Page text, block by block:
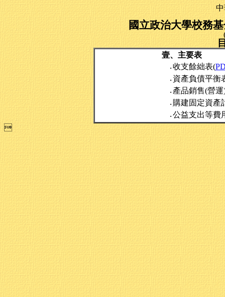
國立政治大學校務
壹、主要表
‧收支餘絀表(
‧ 資產負債平衡
‧ 產品銷售(營
‧ 購建固定資產
‧公益支出等費
